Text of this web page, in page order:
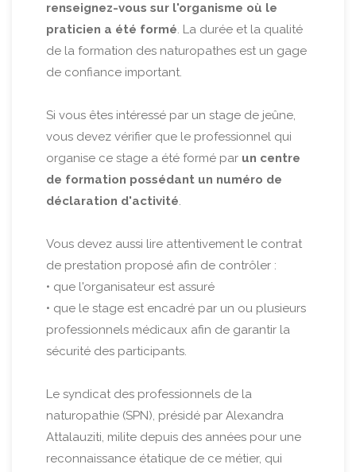
renseignez-vous sur l'organisme où le
praticien a été formé. La durée et la qualité
de la formation des naturopathes est un gage
de confiance important.
Si vous êtes intéressé par un stage de jeûne,
vous devez vérifier que le professionnel qui
organise ce stage a été formé par un centre
de formation possédant un numéro de
déclaration d'activité.
Vous devez aussi lire attentivement le contrat
de prestation proposé afin de contrôler :
• que l'organisateur est assuré
• que le stage est encadré par un ou plusieurs
professionnels médicaux afin de garantir la
sécurité des participants.
Le syndicat des professionnels de la
naturopathie (SPN), présidé par Alexandra
Attalauziti, milite depuis des années pour une
reconnaissance étatique de ce métier, qui